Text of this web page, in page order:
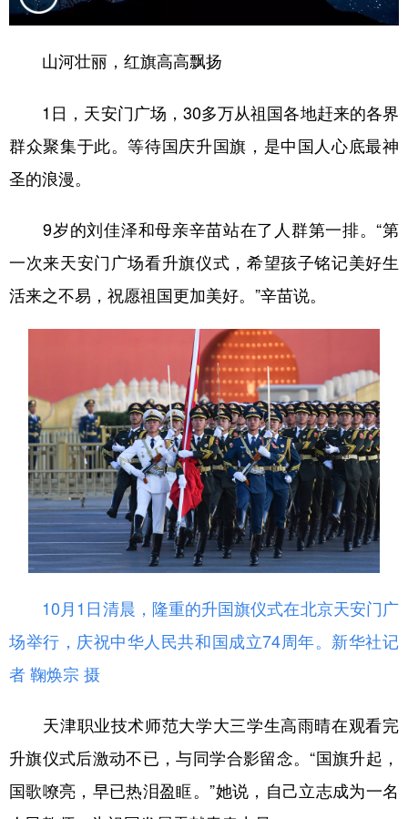
山河壮丽，红旗高高飘扬
1日，天安门广场，30多万从祖国各地赶来的各界
群众聚集于此。等待国庆升国旗，是中国人心底最神
圣的浪漫。
9岁的刘佳泽和母亲辛苗站在了人群第一排。“第
一次来天安门广场看升旗仪式，希望孩子铭记美好生
活来之不易，祝愿祖国更加美好。”辛苗说。
10月1日清晨，隆重的升国旗仪式在北京天安门广
场举行，庆祝中华人民共和国成立74周年。 新华社记
者 鞠焕宗 摄
天津职业技术师范大学大三学生高雨晴在观看完
升旗仪式后激动不已，与同学合影留念。“国旗升起，
国歌嘹亮，早已热泪盈眶。”她说，自己立志成为一名